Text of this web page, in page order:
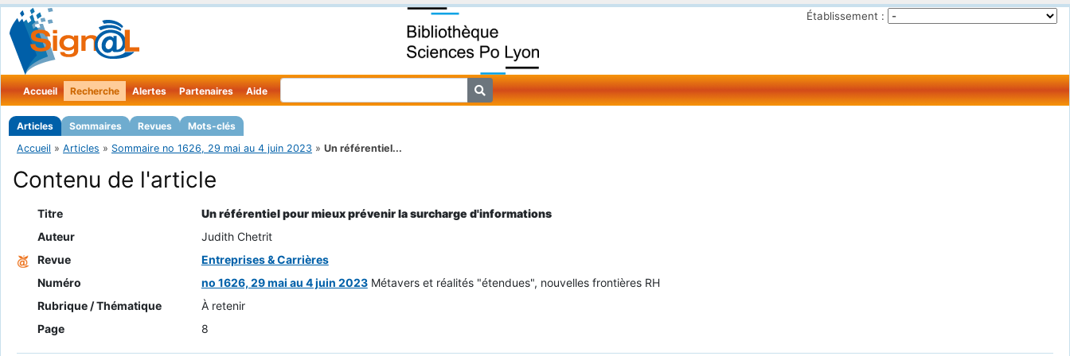
Établissement :
Accueil Recherche
Articles Sommaires Revues Mots-clés
Alertes Partenaires Aide
Accueil » Articles » Sommaire no 1626, 29 mai au 4 juin 2023 » Un référentiel...
Contenu de l'article
Titre
Un référentiel pour mieux prévenir la surcharge d'informations
Auteur
Judith Chetrit
Revue
Entreprises & Carrières
Numéro
no 1626, 29 mai au 4 juin 2023 Métavers et réalités "étendues", nouvelles frontières RH
Rubrique / Thématique
À retenir
Page
8